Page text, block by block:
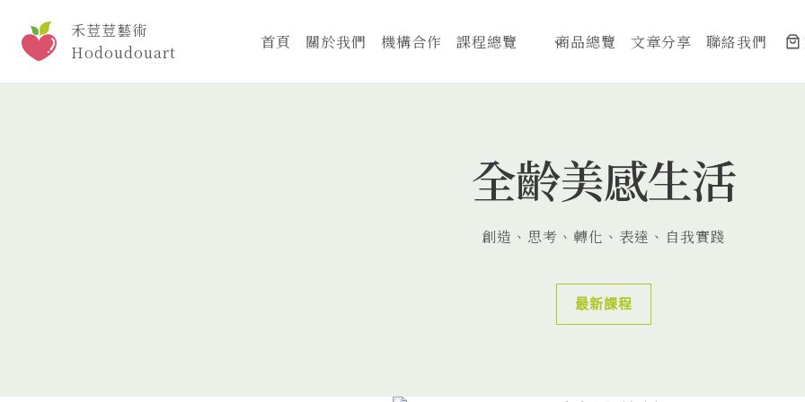
content
禾荳荳藝術
Hodoudouart
首頁 關於我們 機構合作 課程總覽 商品總覽 文章分享 聯絡我們
全齡美感生活
創造、思考、轉化、表達、自我實踐
最新課程